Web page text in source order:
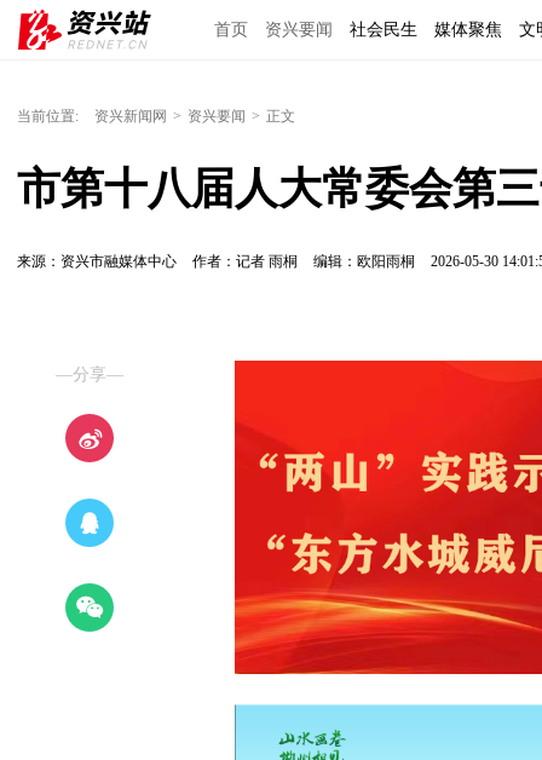
首页 资兴要闻 社会民生 媒体聚焦 文
当前位置: 资兴新闻网 > 资兴要闻 > 正文
市第十八届人大常委会第
来源：资兴市融媒体中心 作者：记者 雨桐 编辑：欧阳雨桐 2026-05-30
—分享—